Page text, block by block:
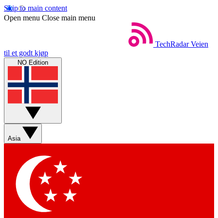
Skip to main content
Open menu Close main menu
TechRadar Veien
til et godt kjøp
NO Edition
Asia